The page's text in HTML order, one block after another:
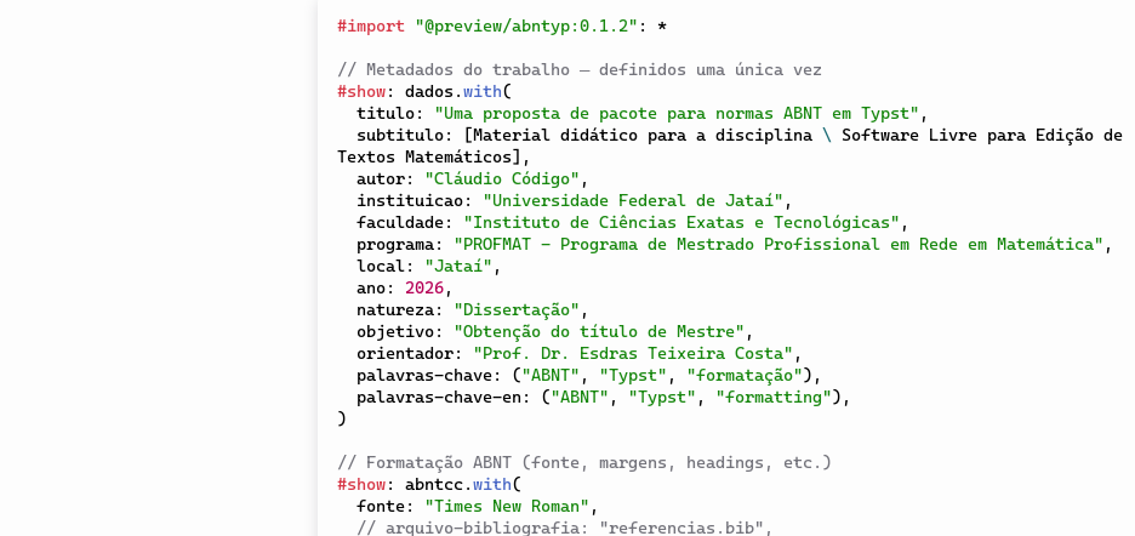
#import "@preview/abntyp:0.1.2" : *
// Metadados do trabalho — definidos uma única vez
#show: dados .with(
  titulo
: "Uma proposta de pacote para normas ABNT em Typst" ,
  subtitulo
: [Material didático para a disciplina \ Software Livre para Edição de
Textos Matemáticos] ,
  autor
: "Cláudio Código" ,
  instituicao
: "Universidade Federal de Jataí" ,
  faculdade
: "Instituto de Ciências Exatas e Tecnológicas" ,
  programa
: "PROFMAT - Programa de Mestrado Profissional em Rede em Matemática" ,
  local
: "Jataí" ,
  ano
: 2026,
  natureza
: "Dissertação" ,
  objetivo
: "Obtenção do título de Mestre" ,
  orientador
: "Prof. Dr. Esdras Teixeira Costa" ,
  palavras-chave
: ("ABNT" , "Typst" , "formatação") ,
  palavras-chave-en
: ("ABNT" , "Typst" , "formatting") ,
)
// Formatação ABNT (fonte, margens, headings, etc.)
#show: abntcc.with(
  fonte
: "Times New Roman" ,
// arquivo-bibliografia: "referencias.bib",